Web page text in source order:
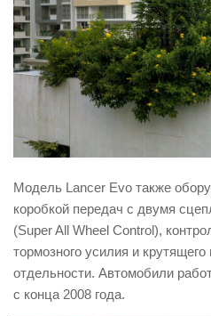
Модель Lancer Evo также
коробкой передач с двумя
(Super All Wheel Control),
тормозного усилия и
отдельности. Автомобили
с конца 2008 года.